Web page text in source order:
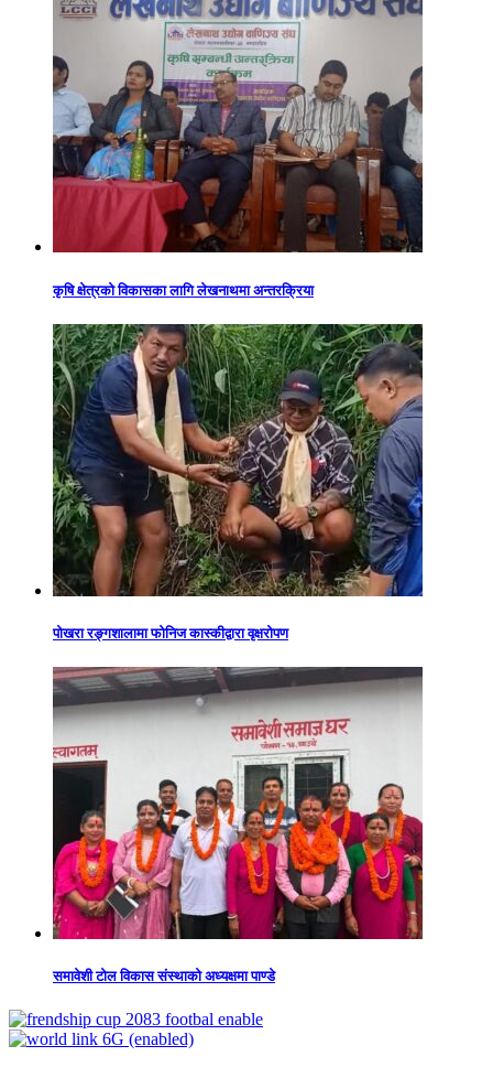
कृषि क्षेत्रको विकासका लागि लेखनाथमा अन्तरक्रिया
पोखरा रङ्गशालामा फोनिज कास्कीद्वारा वृक्षरोपण
समावेशी टोल विकास संस्थाको अध्यक्षमा पाण्डे